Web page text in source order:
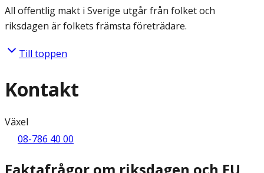
All offentlig makt i Sverige utgår från folket och
riksdagen är folkets främsta företrädare.
Till toppen
Kontakt
Växel
08-786 40 00